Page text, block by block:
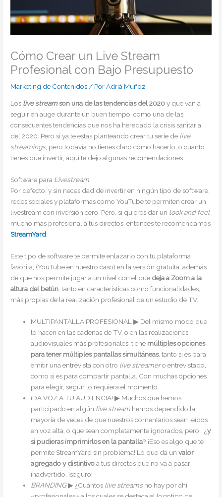
Cómo Crear un Live Stream
Profesional con Bajo Presupuesto
Marketing de Contenidos / PorAdrià Muñoz
Los live streamson una de las tendencias del 2020y que van a
seguir en auge durante un buen tiempo, como una de las
consecuentes tendencias que nos ha heredado la crisis sanitaria
del 2020. Pero si ya te estas planteando crear tu serie de live
streamings, pero todavía no tienes claro cómo hacerlo, o cuanto
tienes que invertir, aquí te dejo algunas recomendaciones.
Software para Livestream
Por defecto, y sin necesidad de invertir en ningún tipo de software,
redes sociales y plataformas como YouTube te permiten crear un
livestream con inversión cero. Pero, si quieres dar un look and feel
mucho más profesional a tus directos, entonces te recomendamos
StreamYard
Este tipo de software te permite enlazarlo con tu plataforma
favorita, (YouTube en nuestro caso) en la versión gratuita, además
de que nos permite jugar a un nivel con el que deja a Zoom a la
altura del betún , tanto en características como funcionalidades,
más propias de la realización profesional de un estudio de TV.
MULTIPANTALLA PROFESIONAL ▶︎ Del mismo modo que
lo hacen en las cadenas de TV, o en las realizaciones
audiovisuales más profesionales, tiene múltiples opciones
para tener múltiples pantallas simultáneas, tanto si es para
emitir una entrevista con otro live streamero entrevistado,
como si es para compartir pantalla. Con muchas opciones
para elegir, según lo requiera el momento.
¡DA VOZ A TU AUDIENCIA! ▶︎ Muchos que hemos
participado en algún live stream hemos dependido la
mayoría de veces de que nuestros comentarios sean leídos
en voz alta, o que sean completamente ignorados, pero… ¿y
si pudieras imprimirlos en la pantalla? ¡Eso es algo que te
permite StreamYard sin problema! Lo que da unvalor
agregado y distintivoa tus directos que no va a pasar
inadvertido, ¡seguro!
BRANDING▶︎ ¿Cuántos live streamsno hay por ahí